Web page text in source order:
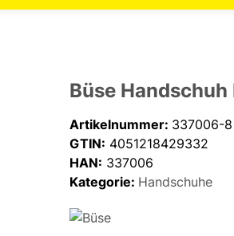
Büse
Artikelnummer: 337006-8
GTIN: 4051218429332
HAN: 337006
Kategorie: Handschuhe